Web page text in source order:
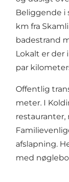
Beliggende i
km fra
badestrand
Lokalt er der
par
Offentlig
meter. I
restauranter,
afslapning.
med